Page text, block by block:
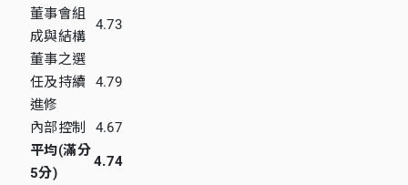
董事會組
成與結構
4.73
董事之選
任及持續
進修
4.79
內部控制 4.67
平均(滿分
5分)
4.74